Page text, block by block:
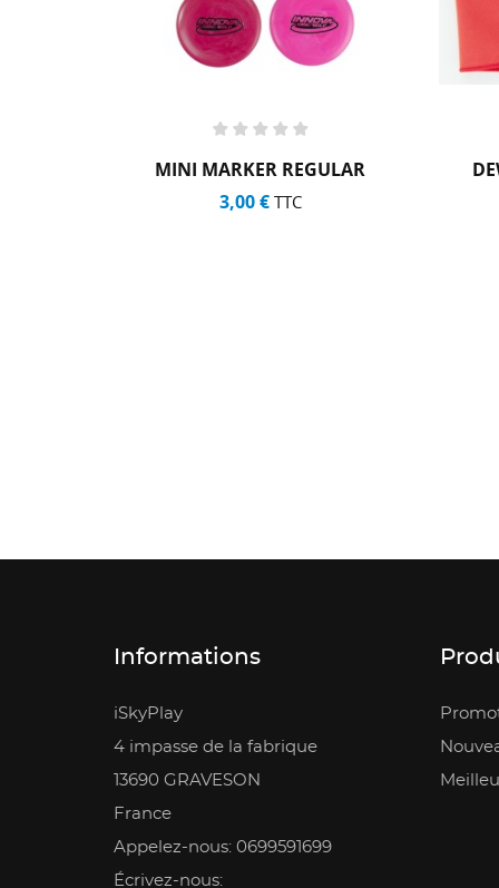
MINI MARKER REGULAR
3,00 €TTC
Informations
iSkyPlay
4 impasse de la fabrique
13690 GRAVESON
France
Appelez-nous: 0699591699
Écrivez-nous: